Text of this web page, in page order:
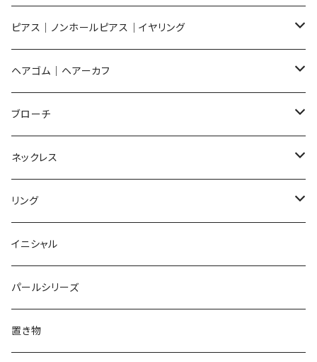
ピアス
イヤリング
ノンホールピアス
ヘアゴム
ブローチ
ネックレス
リング
ピアス｜ノンホールピアス｜イヤリング
ピアス
Flower
Dot
てんとう虫
ノンホールピアス
Flower
Dot
イヤリング
Flower
Round
ヘアゴム｜ヘアーカフ
Flower
Round
Square
てんとう虫
Animal
うさぎ
鏡
ブローチ
Flower
Animal
猫
犬
Lips
鏡
Pattern
ネックレス
Flower
Animal
てんとう虫
Food
リング
Flower
Round
てんとう虫
イニシャル
パールシリーズ
置き物